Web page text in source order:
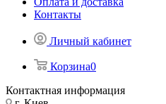
Контакты
Личный кабинет
Корзина0
Контактная информация